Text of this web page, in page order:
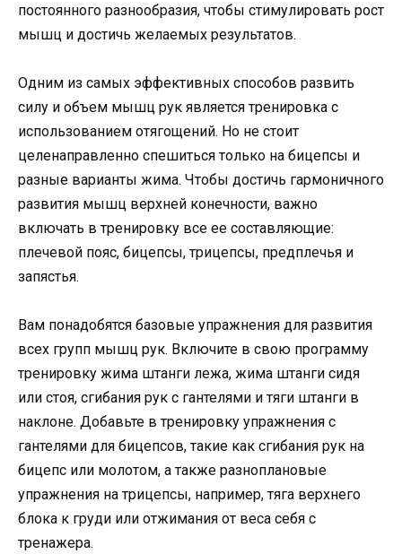
постоянного разнообразия, чтобы стимулировать рост
мышц и достичь желаемых результатов.
Одним из самых эффективных способов развить
силу и объем мышц рук является тренировка с
использованием отягощений. Но не стоит
целенаправленно спешиться только на бицепсы и
разные варианты жима. Чтобы достичь гармоничного
развития мышц верхней конечности, важно
включать в тренировку все ее составляющие:
плечевой пояс, бицепсы, трицепсы, предплечья и
запястья.
Вам понадобятся базовые упражнения для развития
всех групп мышц рук. Включите в свою программу
тренировку жима штанги лежа, жима штанги сидя
или стоя, сгибания рук с гантелями и тяги штанги в
наклоне. Добавьте в тренировку упражнения с
гантелями для бицепсов, такие как сгибания рук на
бицепс или молотом, а также разноплановые
упражнения на трицепсы, например, тяга верхнего
блока к груди или отжимания от веса себя с
тренажера.